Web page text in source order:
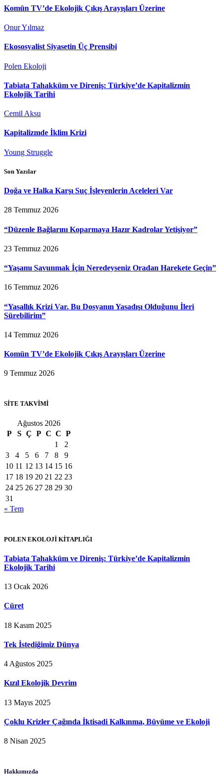
Komün TV’de Ekolojik Çıkış Arayışları Üzerine
Onur Yılmaz
Ekososyalist Siyasetin Üç Prensibi
Polen Ekoloji
Tabiata Tahakküm ve Direniş: Türkiye’de Kapitalizmin
Ekolojik Tarihi
Cemil Aksu
Kapitalizmde İklim Krizi
Young Struggle
Son Yazılar
Doğa ve Halka Karşı Suç İşleyenlerin Aceleleri Var
28 Temmuz 2026
“Düzenle Bağlarını Koparmaya Hazır Kadrolar Yetişiyor”
23 Temmuz 2026
“Yaşamı Savunmak İçin Neredeyseniz Oradan Harekete Geçin”
16 Temmuz 2026
“Yasallık Krizi Var. Bu Dosyanın Yasadışı Olduğunu İleri
Sürebilirim”
14 Temmuz 2026
Komün TV’de Ekolojik Çıkış Arayışları Üzerine
9 Temmuz 2026
SİTE TAKVİMİ
Ağustos 2026
P
S Ç P C C P
1
2
3
4 5 6 7 8
9
10 11 12 13 14 15 16
17 18 19 20 21 22 23
24 25 26 27 28 29 30
31
« Tem
POLEN EKOLOJİ KİTAPLIĞI
Tabiata Tahakküm ve Direniş: Türkiye’de Kapitalizmin
Ekolojik Tarihi
13 Ocak 2026
Cüret
18 Kasım 2025
Tek İstediğimiz Dünya
4 Ağustos 2025
Kızıl Ekolojik Devrim
13 Mayıs 2025
Çoklu Krizler Çağında İktisadi Kalkınma, Büyüme ve Ekoloji
8 Nisan 2025
Hakkımızda